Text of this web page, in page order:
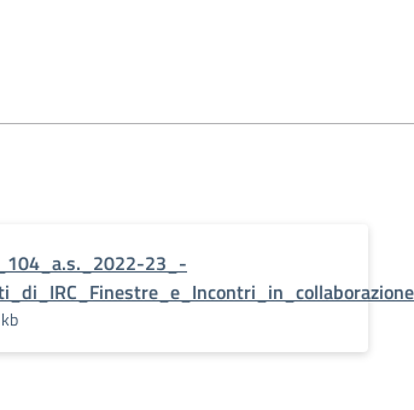
23_-